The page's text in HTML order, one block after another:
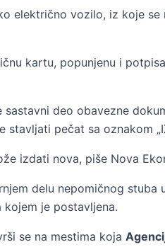
električno vozilo, iz koje
kartu, popunjenu i
deo obavezne
pečat sa oznakom
izdati nova, piše Nova
delu nepomičnog stuba
je postavljena.
se na mestima koja